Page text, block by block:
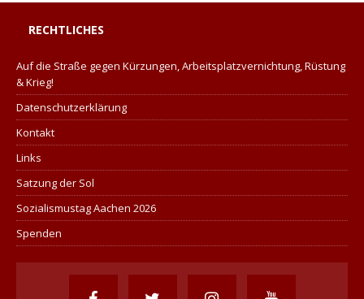
RECHTLICHES
Auf die Straße gegen Kürzungen, Arbeitsplatzvernichtung, Rüstung
& Krieg!
Datenschutzerklärung
Kontakt
Links
Satzung der Sol
Sozialismustag Aachen 2026
Spenden